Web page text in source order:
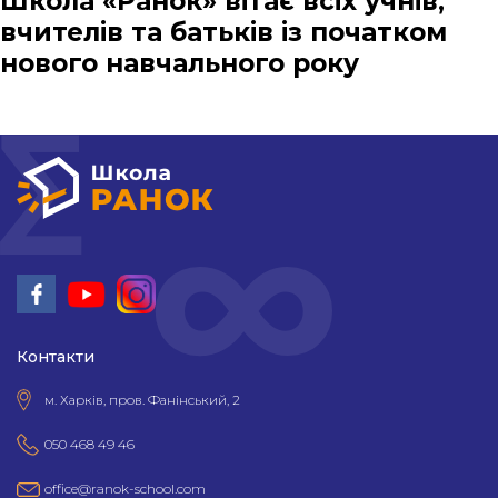
вчителів та батьків із початком
нового навчального року
Контакти
м. Харків, пров. Фанінський, 2
050 468 49 46
office@ranok-school.com